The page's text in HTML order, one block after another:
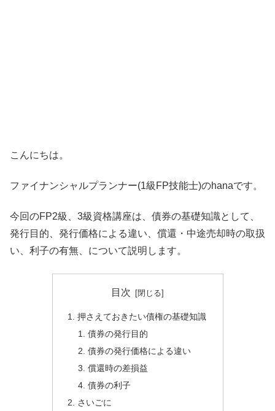
こんにちは。
ファイナンシャルプランナー(1級FP技能士)のhanaです。
今回のFP2級、3級資格講座は、債券の基礎知識として、
発行目的、発行価格による違い、償還・中途売却時の取扱
い、利子の有無、について説明します。
目次
押さえておきたい債権の基礎知識
債券の発行目的
債券の発行価格による違い
償還時の差損益
債券の利子
さいごに